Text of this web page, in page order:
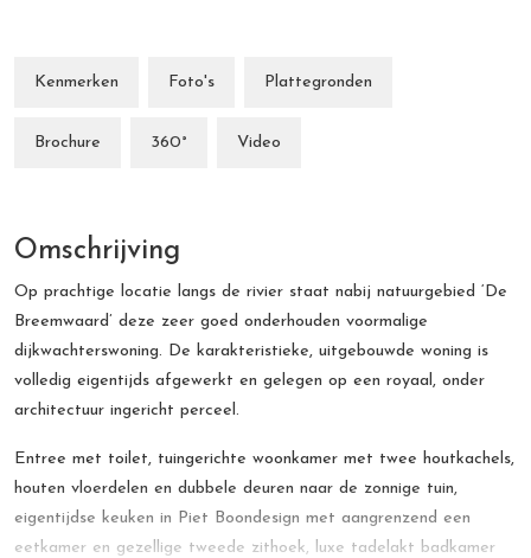
Kenmerken Foto's Plattegronden
Brochure 360° Video
Omschrijving
Op prachtige locatie langs de rivier staat nabij natuurgebied ‘De
Breemwaard’ deze zeer goed onderhouden voormalige
dijkwachterswoning. De karakteristieke, uitgebouwde woning is
volledig eigentijds afgewerkt en gelegen op een royaal, onder
architectuur ingericht perceel.
Entree met toilet, tuingerichte woonkamer met twee houtkachels,
houten vloerdelen en dubbele deuren naar de zonnige tuin,
eigentijdse keuken in Piet Boondesign met aangrenzend een
eetkamer en gezellige tweede zithoek, luxe tadelakt badkamer